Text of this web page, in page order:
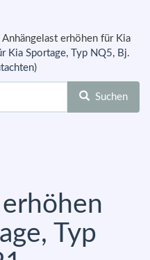
Anhängelast erhöhen für Kia
Kia Sportage, Typ NQ5, Bj.
Suchen
Typ